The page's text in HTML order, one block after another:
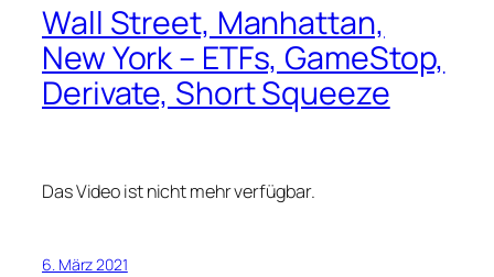
Wall Street, Manhattan,
New York – ETFs, GameStop,
Derivate, Short Squeeze
Das Video ist nicht mehr verfügbar.
6. März 2021